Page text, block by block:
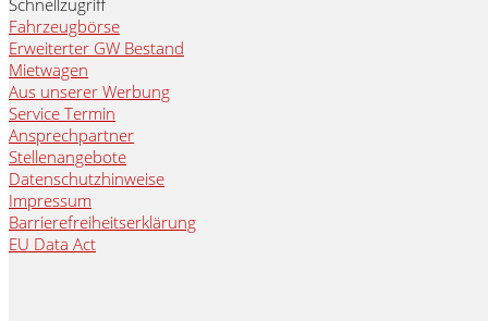
Schnellzugriff
Fahrzeugbörse
Erweiterter GW Bestand
Mietwagen
Aus unserer Werbung
Service Termin
Ansprechpartner
Stellenangebote
Datenschutzhinweise
Impressum
Barrierefreiheitserklärung
EU Data Act